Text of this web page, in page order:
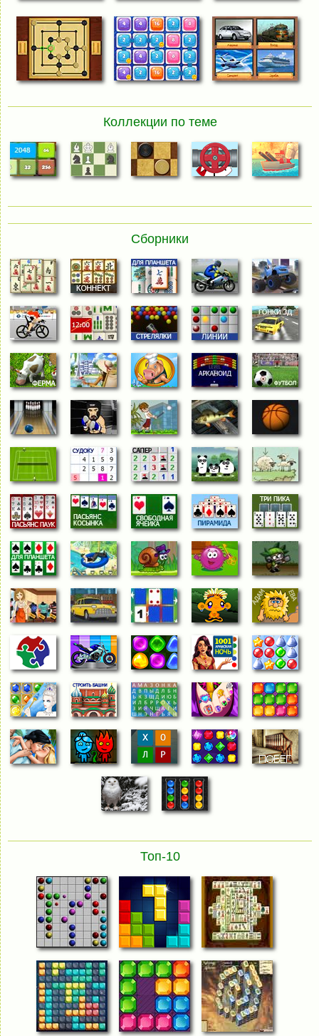
Коллекции по теме
Сборники
Топ-10